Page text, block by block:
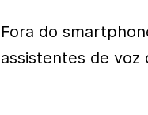
Fora do
assistentes de voz